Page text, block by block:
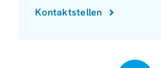
Kontaktstellen